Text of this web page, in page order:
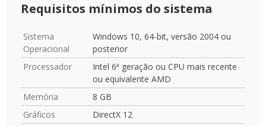
Requisitos mínimos do sistema
Sistema
Operacional
Windows 10, 64-bit, versão 2004 ou
posterior
Processador
Intel 6ª geração ou CPU mais recente
ou equivalente AMD
Memória
8 GB
Gráficos
DirectX 12